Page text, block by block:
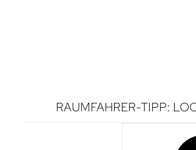
RAUMFAHRER-TIPP: